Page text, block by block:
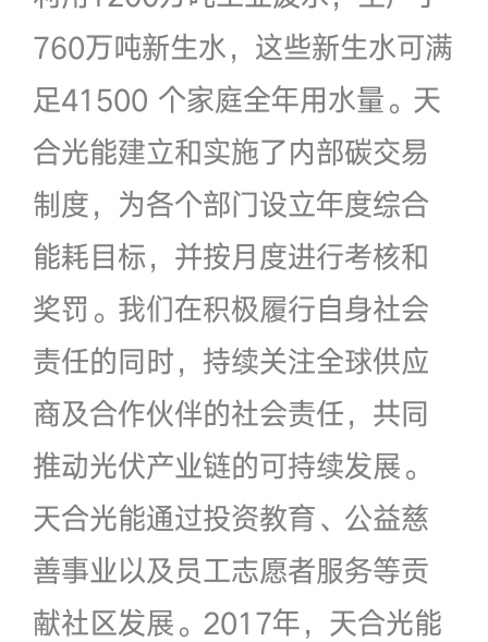
760万吨新生水，这些新生水可满
足41500 个家庭全年用水量。天
合光能建立和实施了内部碳交易
制度，为各个部门设立年度综合
能耗目标，并按月度进行考核和
奖罚。我们在积极履行自身社会
责任的同时，持续关注全球供应
商及合作伙伴的社会责任，共同
推动光伏产业链的可持续发展。
天合光能通过投资教育、公益慈
善事业以及员工志愿者服务等贡
献社区发展。2017年，天合光能